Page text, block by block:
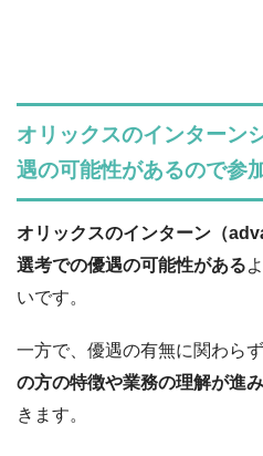
オリックスのインターン
遇の可能性があるので参
オリックスのインターン（
選考での優遇の可能性がある
いです。
一方で、優遇の有無に関わら
の方の特徴や業務の理解が進
きます。